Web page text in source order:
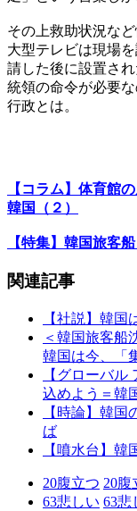
その上救助状況な
大型テレビは現場
請した後に設置さ
統領の命令が必要
行政とは。
【コラム】体育館
韓国（２）
【特集】韓国旅客
関連記事
【社説】韓
＜韓国旅客
韓国は今、「
【グローバ
込めよう＝韓
【時論】韓
ば
【噴水台】韓
20腹立つ 20腹
63悲しい 63悲